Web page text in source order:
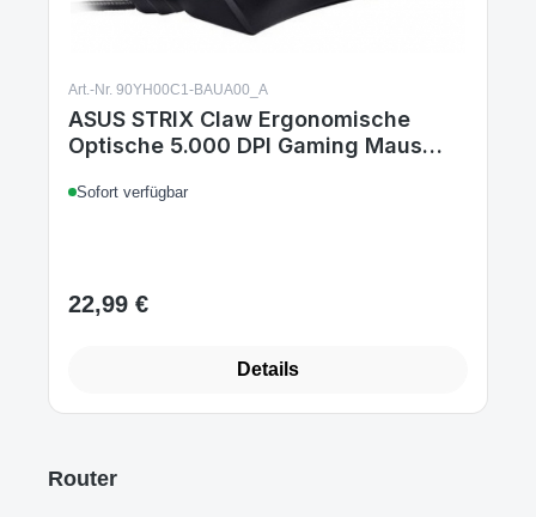
Art.-Nr. 90YH00C1-BAUA00_A
ASUS STRIX Claw Ergonomische
Optische 5.000 DPI Gaming Maus
Sofort verfügbar
Regulärer Preis:
22,99 €
Details
Produktgalerie überspringen
Router